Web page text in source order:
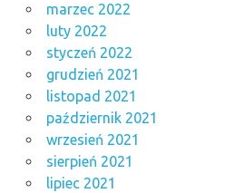
marzec 2022
luty 2022
styczeń 2022
grudzień 2021
listopad 2021
październik 2021
wrzesień 2021
sierpień 2021
lipiec 2021